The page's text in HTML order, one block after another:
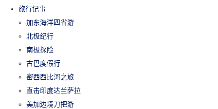
旅行记事
加东海洋四省游
北极纪行
南极探险
古巴度假行
密西西比河之旅
直击印度达兰萨拉
美加边境刀把游